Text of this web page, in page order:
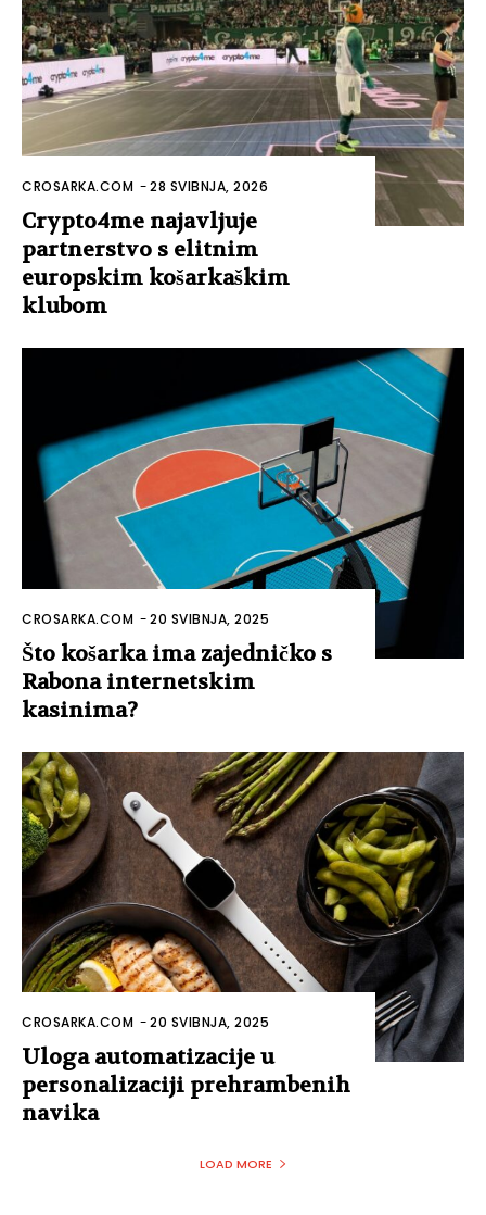
CROSARKA.COM -28 SVIBNJA, 2026
Crypto4me najavljuje
partnerstvo s elitnim
europskim košarkaškim
klubom
CROSARKA.COM -20 SVIBNJA, 2025
Što košarka ima zajedničko s
Rabona internetskim
kasinima?
CROSARKA.COM -20 SVIBNJA, 2025
Uloga automatizacije u
personalizaciji prehrambenih
navika
LOAD MORE